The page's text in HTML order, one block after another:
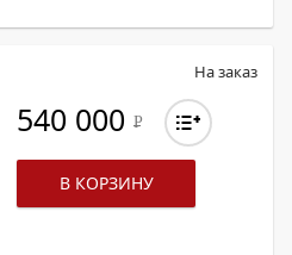
На заказ
540 000Р
В КОРЗИНУ